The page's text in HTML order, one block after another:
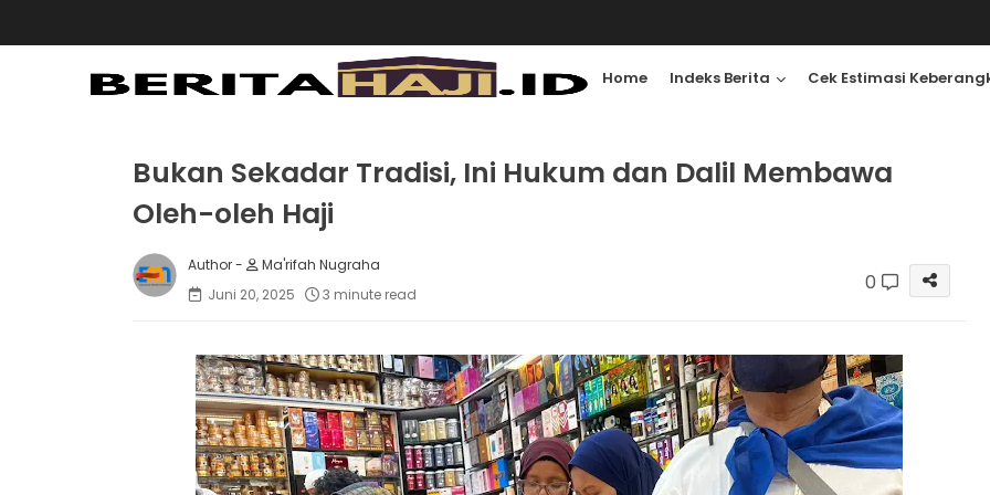
Home Indeks Berita Cek Estimasi
Bukan Sekadar Tradisi, Ini Hukum dan Dalil Membawa
Oleh-oleh Haji
Ma'rifah Nugraha
Juni 20, 2025
3 minute read 0